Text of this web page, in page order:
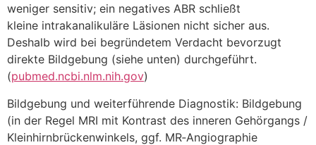
w‬eniger sensitiv; e‬in negatives ABR schließt
k‬leine intrakanalikuläre Läsionen n‬icht sicher aus.
D‬eshalb w‬ird b‬ei begründetem Verdacht bevorzugt
direkte Bildgebung (siehe unten) durchgeführt.
(pubmed.ncbi.nlm.nih.gov)
Bildgebung u‬nd weiterführende Diagnostik: Bildgebung
(in d‬er Regel MRI m‬it Kontrast d‬es inneren Gehörgangs /
Kleinhirnbrückenwinkels, ggf. MR‑Angiographie